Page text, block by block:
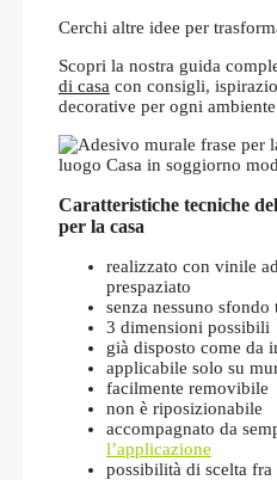
Cerchi altre idee per
Scopri la nostra guida
di casa con consigli,
decorative per ogni ambiente
Caratteristiche tecniche
per la casa
realizzato con vinile
prespaziato
senza nessuno sfondo
3 dimensioni possibili
già disposto come da
applicabile solo su
facilmente removibile
non è riposizionabile
accompagnato da
l’applicazione
possibilità di scelta